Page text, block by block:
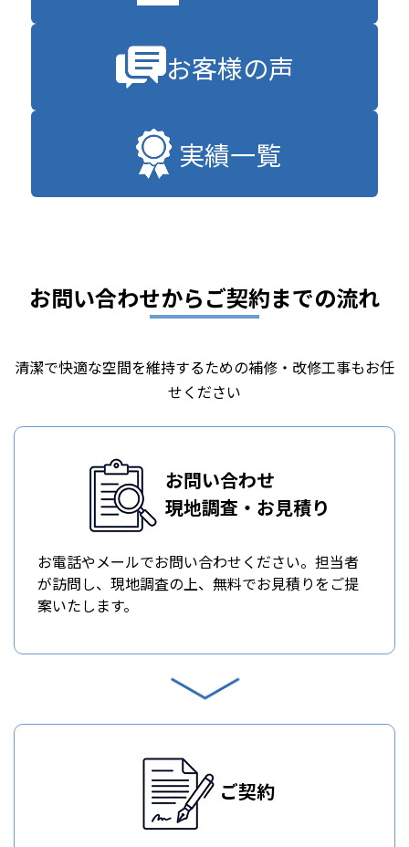
お客様の声
実績一覧
お問い合わせからご契約までの流れ
清潔で快適な空間を維持するための補修・改修工事もお任
せください
お問い合わせ
現地調査・お見積り
お電話やメールでお問い合わせください。担当者
が訪問し、現地調査の上、無料でお見積りをご提
案いたします。
ご契約